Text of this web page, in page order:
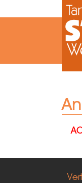
Zum Hauptinhalt